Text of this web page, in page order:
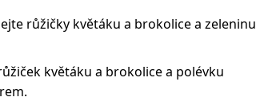
růžičky květáku a brokolice a zeleninu
květáku a brokolice a polévku